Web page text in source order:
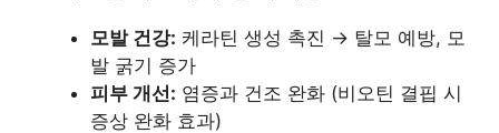
모발 건강: 케라틴 생성 촉진 → 탈모 예방, 모
발 굵기 증가
피부 개선: 염증과 건조 완화 (비오틴 결핍 시
증상 완화 효과)